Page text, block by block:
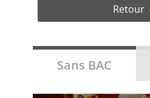
Retour
Sans BAC